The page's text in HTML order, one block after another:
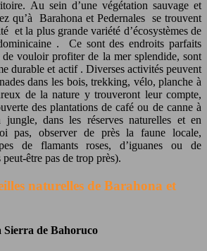
Au sein d’une végétation sauvage et
qu’à Barahona et Pedernales se trouvent
et la plus grande variété d’écosystèmes de
. Ce sont des endroits parfaits
vouloir profiter de la mer splendide, sont
durable et actif . Diverses activités peuvent
dans les bois, trekking, vélo, planche à
de la nature y trouveront leur compte,
des plantations de café ou de canne à
dans les réserves naturelles et en
pas, observer de près la faune locale,
de flamants roses, d’iguanes ou de
être pas de trop près).
naturelles de Barahona et
Sierra de Bahoruco